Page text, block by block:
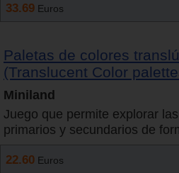
33.69 Euros
Paletas de colores
(Translucent Color
Miniland
Juego que permite explorar
primarios y secundarios de
22.60 Euros